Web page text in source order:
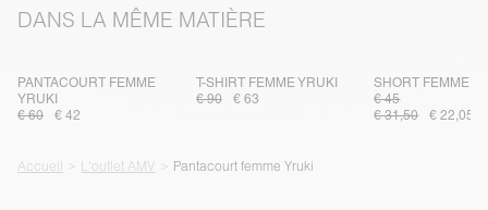
DANS LA MÊME MATIÈRE
PANTACOURT FEMME
YRUKI
€ 60
€ 42
T-SHIRT FEMME YRUKI
€ 90
€ 63
SHORT FEMME
€ 45
€ 31,50
€ 22,05
Accueil L'outlet AMV Pantacourt femme Yruki